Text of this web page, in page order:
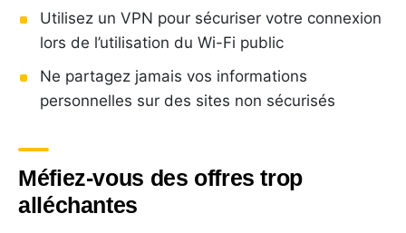
Utilisez un VPN pour sécuriser votre connexion
lors de l’utilisation du Wi-Fi public
Ne partagez jamais vos informations
personnelles sur des sites non sécurisés
Méfiez-vous des offres trop
alléchantes